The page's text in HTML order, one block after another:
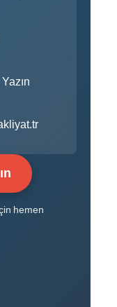
hemen